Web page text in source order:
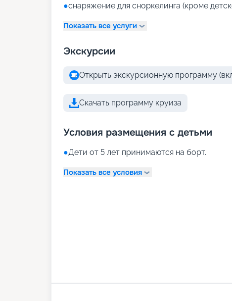
●снаряжение для сноркелинга (кроме
Показать все услуги
Экскурсии
Открыть экскурсионную программу
Скачать программу круиза
Условия размещения с детьми
●Дети от 5 лет принимаются на борт.
Показать все условия